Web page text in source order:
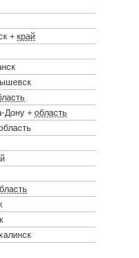
+ край
Дону + область